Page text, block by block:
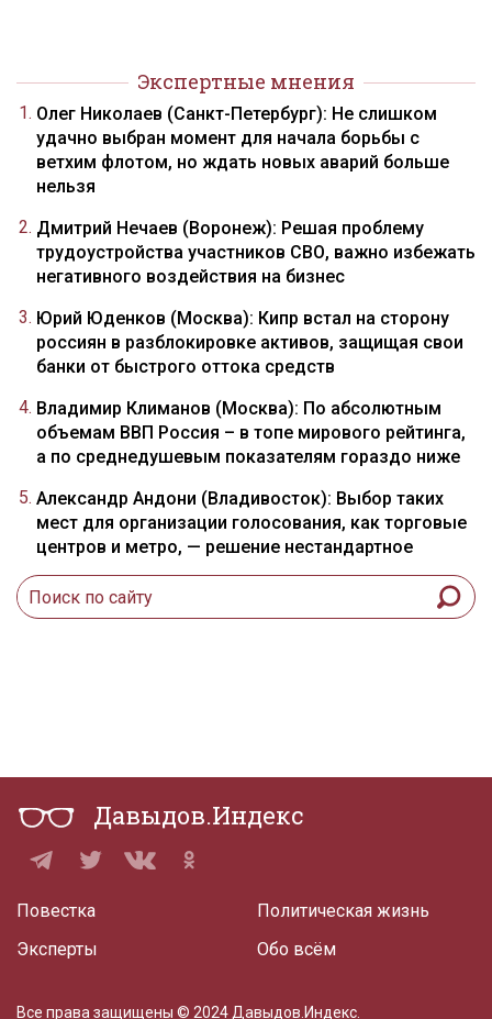
Экспертные мнения
Олег Николаев (Санкт-Петербург): Не слишком
удачно выбран момент для начала борьбы с
ветхим флотом, но ждать новых аварий больше
нельзя
Дмитрий Нечаев (Воронеж): Решая проблему
трудоустройства участников СВО, важно избежать
негативного воздействия на бизнес
Юрий Юденков (Москва): Кипр встал на сторону
россиян в разблокировке активов, защищая свои
банки от быстрого оттока средств
Владимир Климанов (Москва): По абсолютным
объемам ВВП Россия – в топе мирового рейтинга,
а по среднедушевым показателям гораздо ниже
Александр Андони (Владивосток): Выбор таких
мест для организации голосования, как торговые
центров и метро, — решение нестандартное
Давыдов.Индекс
Повестка
Эксперты
Политическая жизнь
Обо всём
Все права защищены © 2024 Давыдов.Индекс.